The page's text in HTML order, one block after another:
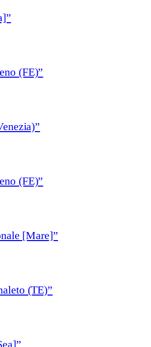
(FE)”
(FE)”
[Mare]”
(TE)”